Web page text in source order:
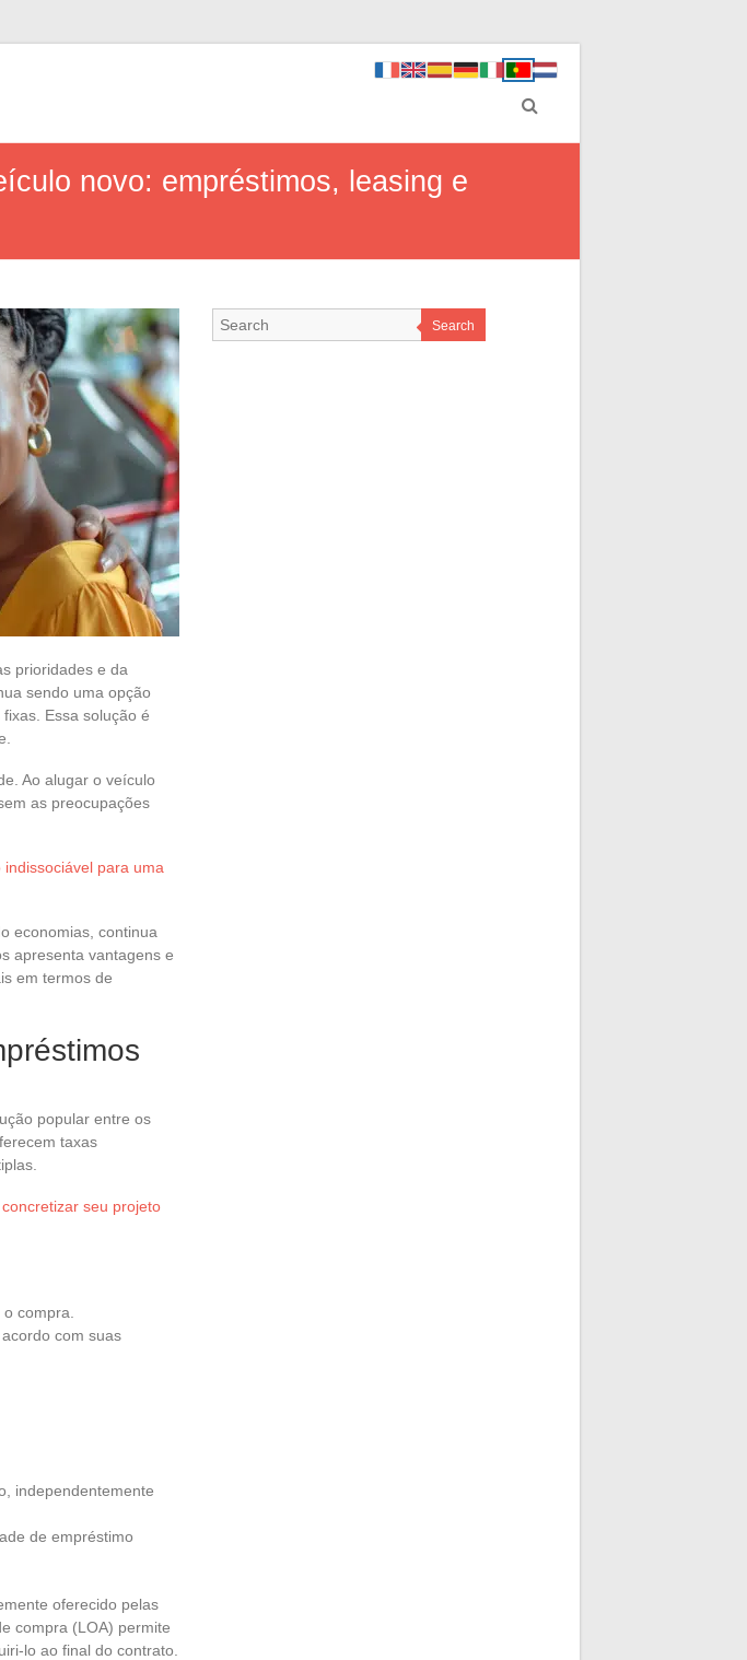
novo: empréstimos, leasing e
prioridades e da
sendo uma opção
Essa solução é
Ao alugar o veículo
as preocupações
para uma
economias, continua
apresenta vantagens e
em termos de
popular entre os
taxas
seu projeto
compra.
com suas
independentemente
de empréstimo
oferecido pelas
compra (LOA) permite
lo ao final do contrato.
Search